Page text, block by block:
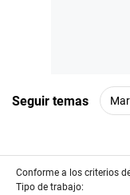
Seguir temas
Conforme a los criterios
Tipo de trabajo: